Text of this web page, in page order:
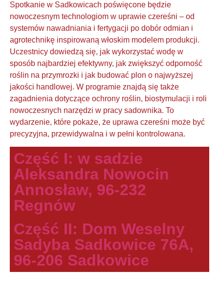
Spotkanie w Sadkowicach poświęcone będzie
nowoczesnym technologiom w uprawie czereśni – od
systemów nawadniania i fertygacji po dobór odmian i
agrotechnikę inspirowaną włoskim modelem produkcji.
Uczestnicy dowiedzą się, jak wykorzystać wodę w
sposób najbardziej efektywny, jak zwiększyć odporność
roślin na przymrozki i jak budować plon o najwyższej
jakości handlowej. W programie znajdą się także
zagadnienia dotyczące ochrony roślin, biostymulacji i roli
nowoczesnych narzędzi w pracy sadownika. To
wydarzenie, które pokaże, że uprawa czereśni może być
precyzyjna, przewidywalna i w pełni kontrolowana.
Część I: w sadzie
Aleksandra Nowocin
Annosław, 96-232
Regnów
Część II: Dom Weselny
Sadyba Sadkowice 76A,
96-206 Sadkowice